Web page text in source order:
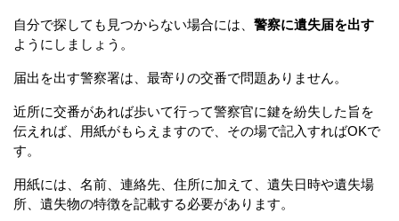
自分で探しても見つからない場合には、 警察に遺失届を出す
ようにしましょう。
届出を出す警察署は、最寄りの交番で問題ありません。
近所に交番があれば歩いて行って警察官に鍵を紛失した旨を
伝えれば、用紙がもらえますので、その場で記入すればOKで
す。
用紙には、名前、連絡先、住所に加えて、遺失日時や遺失場
所、遺失物の特徴を記載する必要があります。